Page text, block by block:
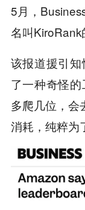
5月，
名叫KiroRank
该报道援引
了一种奇怪
多爬几位，会
消耗，纯粹为